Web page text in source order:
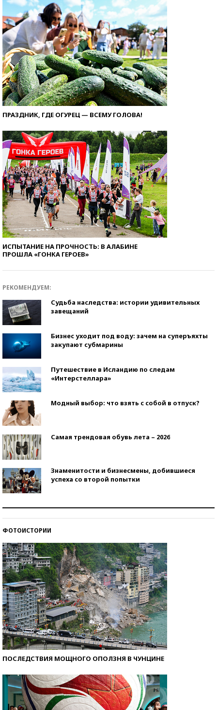
ПРАЗДНИК, ГДЕ ОГУРЕЦ — ВСЕМУ ГОЛОВА!
ИСПЫТАНИЕ НА ПРОЧНОСТЬ: В АЛАБИНЕ
ПРОШЛА «ГОНКА ГЕРОЕВ»
РЕКОМЕНДУЕМ:
Судьба наследства: истории удивительных
завещаний
Бизнес уходит под воду: зачем на суперъяхты
закупают субмарины
Путешествие в Исландию по следам
«Интерстеллара»
Модный выбор: что взять с собой в отпуск?
Самая трендовая обувь лета – 2026
Знаменитости и бизнесмены, добившиеся
успеха со второй попытки
ФОТОИСТОРИИ
ПОСЛЕДСТВИЯ МОЩНОГО ОПОЛЗНЯ В ЧУНЦИНЕ